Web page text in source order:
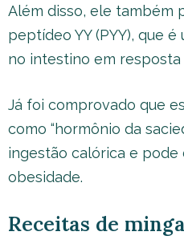
Além disso, ele também
peptídeo YY (PYY), que
no intestino em resposta
Já foi comprovado que
como “hormônio da
ingestão calórica e pode
obesidade.
Receitas de